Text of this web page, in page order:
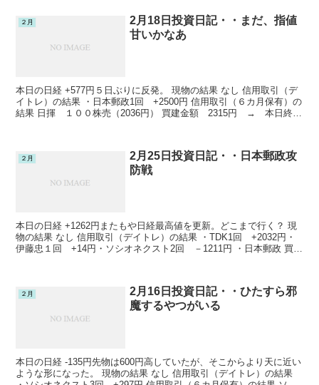
２月
2月18日投資日記・・まだ、指値
甘いかなあ
本日の日経 +577円５日ぶりに反発。 現物の結果 なし 信用取引（デ
イトレ）の結果 ・日本郵政1回 +2500円 信用取引（６カ月保有）の
結果 日揮 １００株売（2036円） 買建金額 2315円 → 本日終
２月
2月25日投資日記・・日本郵政攻
防戦
本日の日経 +1262円またもや日経最高値を更新。どこまで行く？ 現
物の結果 なし 信用取引（デイトレ）の結果 ・TDK1回 +2032円・
伊藤忠１回 +14円・ソシオネクスト2回 －1211円 ・日本郵政 買建
２月
2月16日投資日記・・ひたすら邪
魔するやつがいる
本日の日経 -135円先物は600円高していたが、そこからより天に近い
ような形になった。 現物の結果 なし 信用取引（デイトレ）の結果